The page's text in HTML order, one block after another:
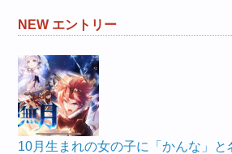
NEW エントリー
10月生まれの女の子に「かんな」と